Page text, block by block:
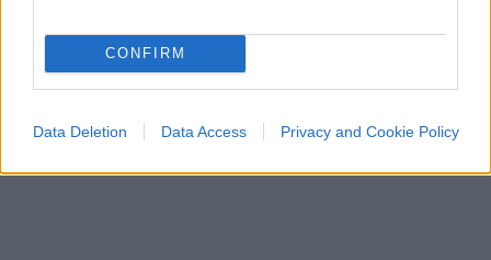
CONFIRM
Data Deletion Data Access Privacy and Cookie Policy